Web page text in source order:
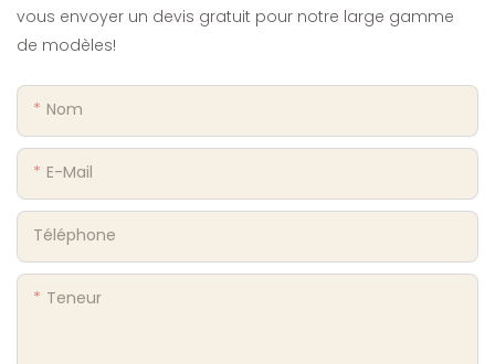
vous envoyer un devis gratuit pour notre large gamme
de modèles!
Nom
E-Mail
Téléphone
Teneur